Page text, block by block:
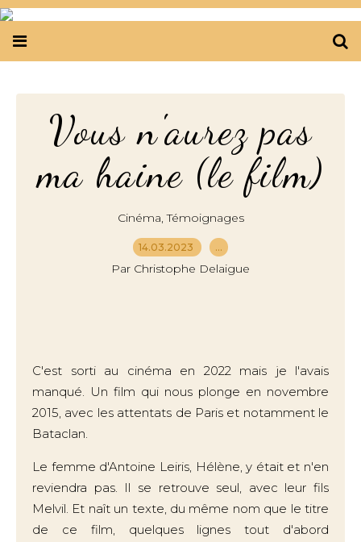
Vous n'aurez pas
ma haine (le film)
Cinéma,Témoignages
14.03.2023 …
Par Christophe Delaigue
C'est sorti au cinéma en 2022 mais je l'avais
manqué. Un film qui nous plonge en novembre
2015, avec les attentats de Paris et notamment le
Bataclan.
Le femme d'Antoine Leiris, Hélène, y était et n'en
reviendra pas. Il se retrouve seul, avec leur fils
Melvil. Et naît un texte, du même nom que le titre
de ce film, quelques lignes tout d'abord